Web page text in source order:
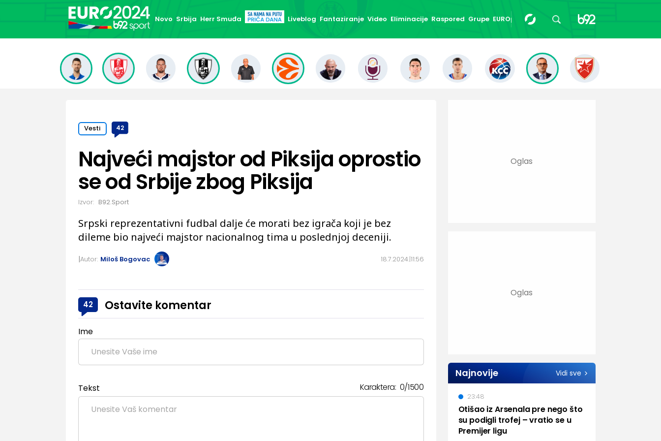
Novo Srbija Herr Smuđa Liveblog Fantaziranje Video Eliminacije Raspored Grupe EUROpedija 24/24
Vesti 42
18.7.2024. 11:56
Najveći majstor od Piksija oprostio
se od Srbije zbog Piksija
Srpski reprezentativni fudbal dalje će morati bez igrača koji je bez
dileme bio najveći majstor nacionalnog tima u poslednjoj deceniji.
Izvor: B92.Sport
Autor: Miloš Bogovac
42 Ostavite komentar
Ime
Tekst Karaktera: 0/1500
Najnovije Vidi sve
Otišao iz Arsenala pre nego što
su podigli trofej – vratio se u
Premijer ligu
23:48